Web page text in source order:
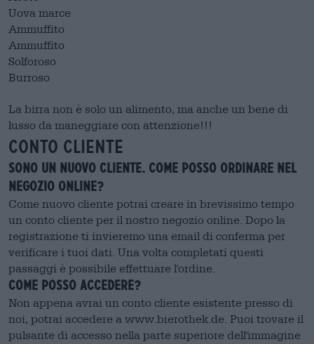
Uova marce
Ammuffito
Ammuffito
Solforoso
Burroso
La birra non è solo un alimento, ma anche un bene di
lusso da maneggiare con attenzione!!!
Conto cliente
Sono un nuovo cliente. Come posso ordinare nel
negozio online?
Come nuovo cliente potrai creare in brevissimo tempo
un conto cliente per il nostro negozio online. Dopo la
registrazione ti invieremo una email di conferma per
verificare i tuoi dati. Una volta completati questi
passaggi è possibile effettuare l'ordine.
Come posso accedere?
Non appena avrai un conto cliente esistente presso di
noi, potrai accedere a www.bierothek.de. Puoi trovare il
pulsante di accesso nella parte superiore dell'immagine